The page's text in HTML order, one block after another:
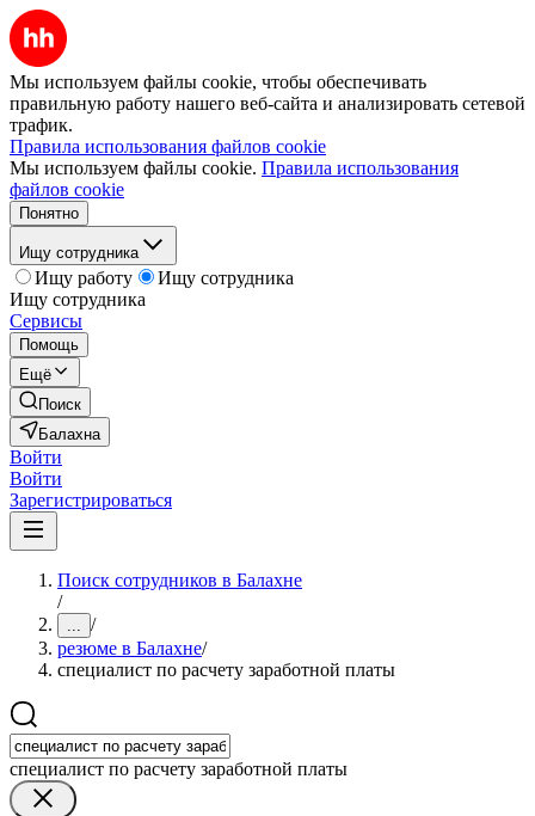
Мы используем файлы cookie, чтобы обеспечивать
правильную работу нашего веб-сайта и анализировать сетевой
трафик.
Правила использования файлов cookie
Мы используем файлы cookie. Правила использования
файлов cookie
Понятно
Ищу сотрудника
Ищу работу
Ищу сотрудника
Ищу сотрудника
Сервисы
Помощь
Ещё
Поиск
Балахна
Войти
Войти
Зарегистрироваться
Поиск сотрудников в Балахне
/
... /
резюме в Балахне/
специалист по расчету заработной платы
специалист по расчету заработной платы